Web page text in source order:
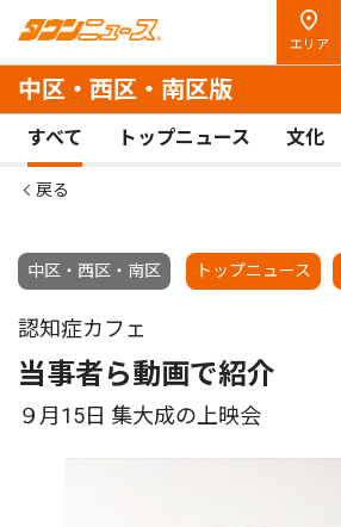
エリア
中区・西区・南区版
すべて トップニュース 文化
戻る
中区・西区・南区 トップニュース
認知症カフェ
当事者ら動画で紹介
９月15日 集大成の上映会